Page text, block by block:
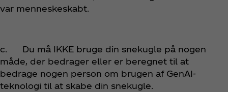
var menneskeskabt.
c. Du må IKKE bruge din snekugle på nogen
måde, der bedrager eller er beregnet til at
bedrage nogen person om brugen af GenAI-
teknologi til at skabe din snekugle.